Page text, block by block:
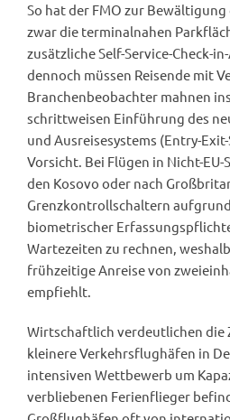
So hat der FMO zur
zwar die terminalnahen
zusätzliche Self-Service-Check-
dennoch müssen Reisende mit
Branchenbeobachter mahnen
schrittweisen Einführung des
und Ausreisesystems (Entry-
Vorsicht. Bei Flügen in Nicht-EU-
den Kosovo oder nach
Grenzkontrollschaltern
biometrischer
Wartezeiten zu rechnen,
frühzeitige Anreise von
empfiehlt.
Wirtschaftlich verdeutlichen die
kleinere Verkehrsflughäfen in
intensiven Wettbewerb um
verbliebenen Ferienflieger